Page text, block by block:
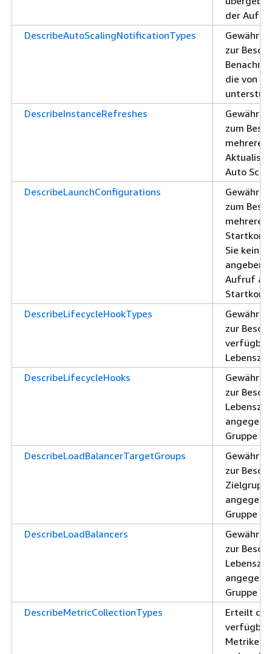
der
DescribeAutoScalingNotificationTypes
Gewährt
zur
die von
DescribeInstanceRefreshes
Gewährt
zum
mehrerer
Auto
DescribeLaunchConfigurations
Gewährt
zum
mehrerer
Sie keine
angeben,
Aufruf
DescribeLifecycleHookTypes
Gewährt
zur
DescribeLifecycleHooks
Gewährt
zur
Gruppe
DescribeLoadBalancerTargetGroups
Gewährt
zur
Gruppe
DescribeLoadBalancers
Gewährt
zur
Gruppe
DescribeMetricCollectionTypes
Erteilt die
Metriken